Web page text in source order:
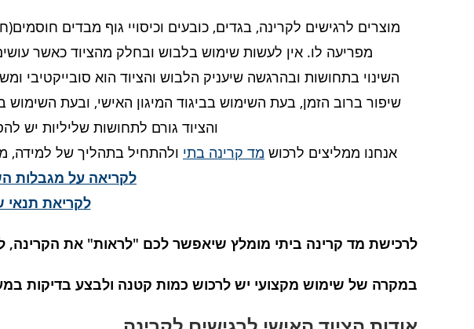
מוצרים לרגישים לקרינה, בגדים, כובעים וכיסויי גוף מבדים
מפריעה לו. אין לעשות שימוש בלבוש ובחלק מהציוד כאשר
השינוי בתחושות ובהרגשה שיעניק הלבוש והציוד הוא סובייקטיבי
שיפור ברוב הזמן, בעת השימוש בביגוד המיגון האישי, ובעת
והציוד גורם לתחושות שליליות יש
אנחנו ממליצים לרכוש מד קרינה בתי ולהתחיל בתהליך של למידה,
לקריאה על מגבלות
לקריאת תנאי
לרכישת מד קרינה ביתי מומלץ שיאפשר לכם "לראות" את הקרינה,
במקרה של שימוש מקצועי יש לרכוש כמות קטנה ולבצע בדיקות